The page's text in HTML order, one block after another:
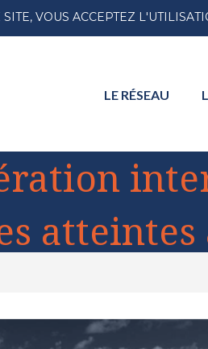
VOUS ACCEPTEZ
LE RÉSEAU